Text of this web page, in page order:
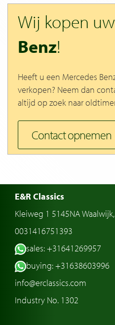
Wij kopen uw
Benz!
Heeft u een Mercedes
verkopen? Neem dan
altijd op zoek naar
Contact opnemen
E&R Classics
Kleiweg 1 5145NA
0031416751393
sales: +31641269957
buying: +31638603996
info@erclassics.com
Industry No. 1302